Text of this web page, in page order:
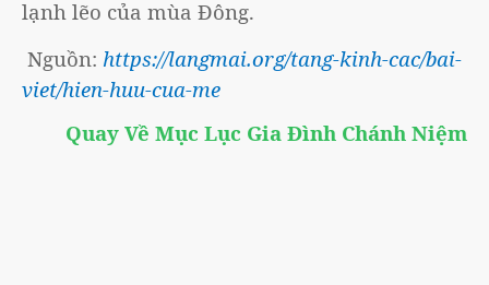
lạnh lẽo của mùa Đông.
Nguồn: https://langmai.org/tang-kinh-cac/bai-
viet/hien-huu-cua-me
Quay Về Mục Lục Gia Đình Chánh Niệm